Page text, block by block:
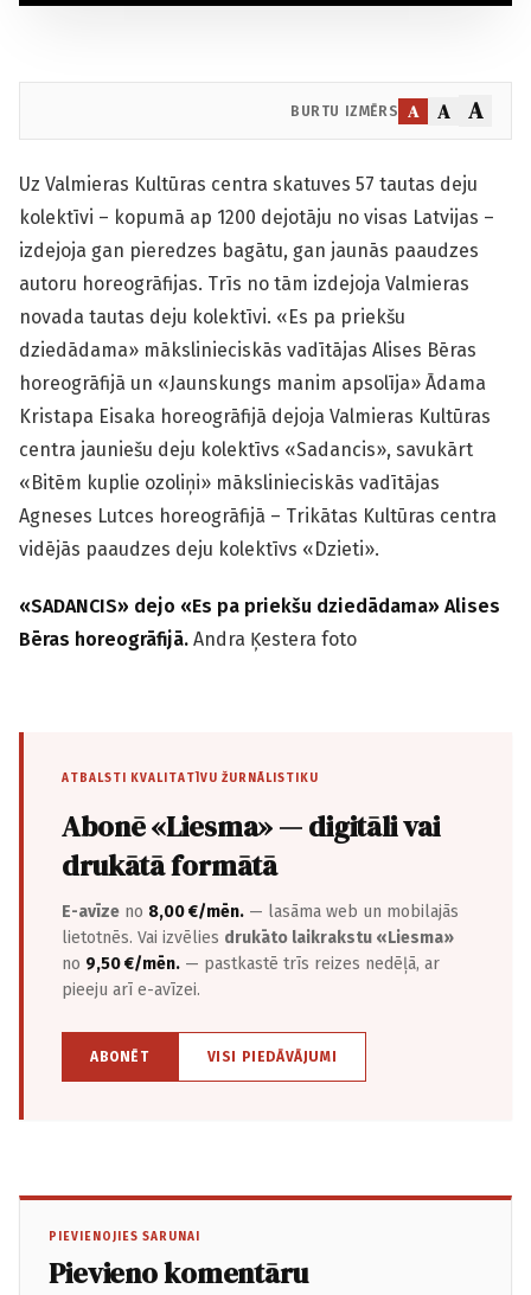
BURTU IZMĒRS A A A
Uz Valmieras Kultūras centra skatuves 57 tautas deju
kolektīvi – kopumā ap 1200 dejotāju no visas Latvijas –
izdejoja gan pieredzes bagātu, gan jaunās paaudzes
autoru horeogrāfijas. Trīs no tām izdejoja Valmieras
novada tautas deju kolektīvi. «Es pa priekšu
dziedādama» mākslinieciskās vadītājas Alises Bēras
horeogrāfijā un «Jaunskungs manim apsolīja» Ādama
Kristapa Eisaka horeogrāfijā dejoja Valmieras Kultūras
centra jauniešu deju kolektīvs «Sadancis», savukārt
«Bitēm kuplie ozoliņi» mākslinieciskās vadītājas
Agneses Lutces horeogrāfijā – Trikātas Kultūras centra
vidējās paaudzes deju kolektīvs «Dzieti».
«SADANCIS» dejo «Es pa priekšu dziedādama» Alises
Bēras horeogrāfijā. Andra Ķestera foto
ATBALSTI KVALITATĪVU ŽURNĀLISTIKU
Abonē «Liesma» — digitāli vai
drukātā formātā
E-avīze no 8,00 €/mēn. — lasāma web un mobilajās
lietotnēs. Vai izvēlies drukāto laikrakstu «Liesma»
no 9,50 €/mēn. — pastkastē trīs reizes nedēļā, ar
pieeju arī e-avīzei.
ABONĒT VISI PIEDĀVĀJUMI
PIEVIENOJIES SARUNAI
Pievieno komentāru